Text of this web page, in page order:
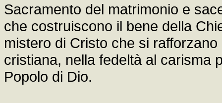
Sacramento del matrimonio e
che costruiscono il bene della
mistero di Cristo che si
cristiana, nella fedeltà al carisma
Popolo di Dio.